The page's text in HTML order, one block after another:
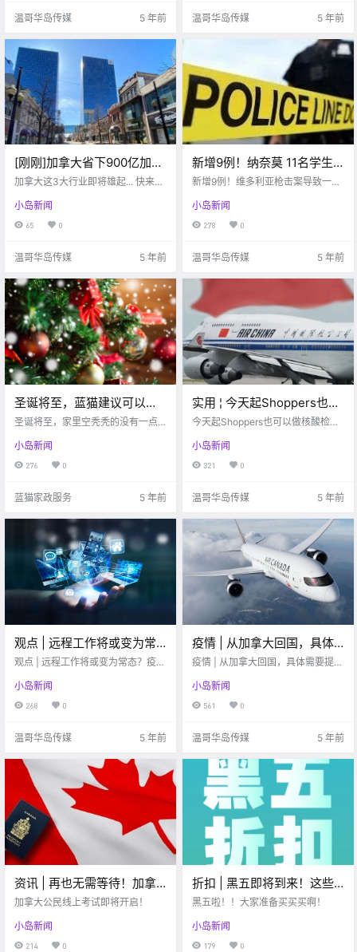
温哥华岛传媒 5 年前 温哥华岛传媒 5 年前
[刚刚]加拿大省下900亿加
元！这3大行业即将雄起
加拿大这3大行业即将雄起... 快来看
小岛新闻
65 0
温哥华岛传媒 5 年前
新增9例！纳奈莫 11名学生
聚会每人被罚$230！！
新增9例！维多利亚枪击案导致一人
罚$230！！
小岛新闻
278 0
温哥华岛传媒 5 年前
圣诞将至，蓝猫建议可以这
样装扮房间！超有圣诞气
圣诞将至，家里空秃秃的没有一点
来啦，点击查看哦
小岛新闻
276 0
蓝猫家政服务 5 年前
实用 ¦ 今天起Shoppers也可
以做核酸检测啦!（附12月回
今天起Shoppers也可以做核酸检测
小岛新闻
321 0
温哥华岛传媒 5 年前
观点 | 远程工作将或变为常
态？疫情是未来数字化转型
观点 | 远程工作将或变为常态？疫情
小岛新闻
268 0
温哥华岛传媒 5 年前
疫情 | 从加拿大回国，具体
需要提供什么疫情证明？
疫情 | 从加拿大回国，具体需要提供
小岛新闻
561 0
温哥华岛传媒 5 年前
资讯 | 再也无需等待！加拿
大公民线上考试即将开启！
加拿大公民线上考试即将开启！
小岛新闻
214 0
折扣 | 黑五即将到来！这些
商家已经发布黑五折扣信息
黑五啦！！大家准备买买买啊！
小岛新闻
179 0